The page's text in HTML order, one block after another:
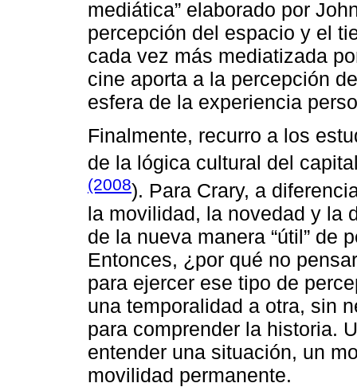
mediática” elaborado por
percepción del espacio y el
cada vez más mediatizada
cine aporta a la percepción
esfera de la experiencia
Finalmente, recurro a los
de la lógica cultural del
(2008). Para Crary, a
la movilidad, la novedad y la
de la nueva manera “útil” de
Entonces, ¿por qué no
para ejercer ese tipo de
una temporalidad a otra, sin
para comprender la historia.
entender una situación, un
movilidad permanente.